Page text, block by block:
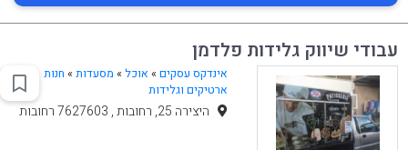
עבודי שיווק גלידות פלדמן
אינדקס עסקים » אוכל» מסעדות» חנות
ארטיקים וגלידות
היצירה 25, רחובות , 7627603 רחובות